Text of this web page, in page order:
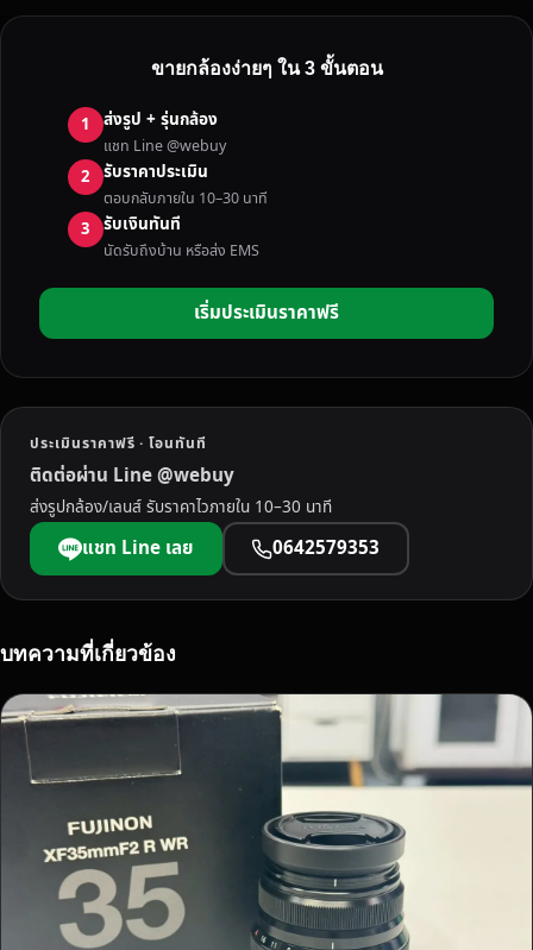
ร
ย
ก
ล้
อ
ง
มื
ใ
น
ห
วั
ด
เ
พ
ร
รี
รั
บ
ซื้
อ
ถึ
ขายกล้องง่ายๆ ใน 3 ขั้นตอน
1 ส่งรูป + รุ่นกล้อง
แชท Line @webuy
2 รับราคาประเมิน
ตอบกลับภายใน 10–30 นาที
3 รับเงินทันที
นัดรับถึงบ้าน หรือส่ง EMS
เริ่มประเมินราคาฟรี
ประเมินราคาฟรี · โอนทันที
ติดต่อผ่าน Line @webuy
ส่งรูปกล้อง/เลนส์ รับราคาไวภายใน 10–30 นาที
แชท Line เลย 0642579353
บทความที่เกี่ยวข้อง